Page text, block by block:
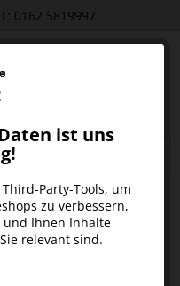
0162 5819997
ist uns
Party-Tools, um
zu verbessern,
Ihnen Inhalte
relevant sind.
LEDER